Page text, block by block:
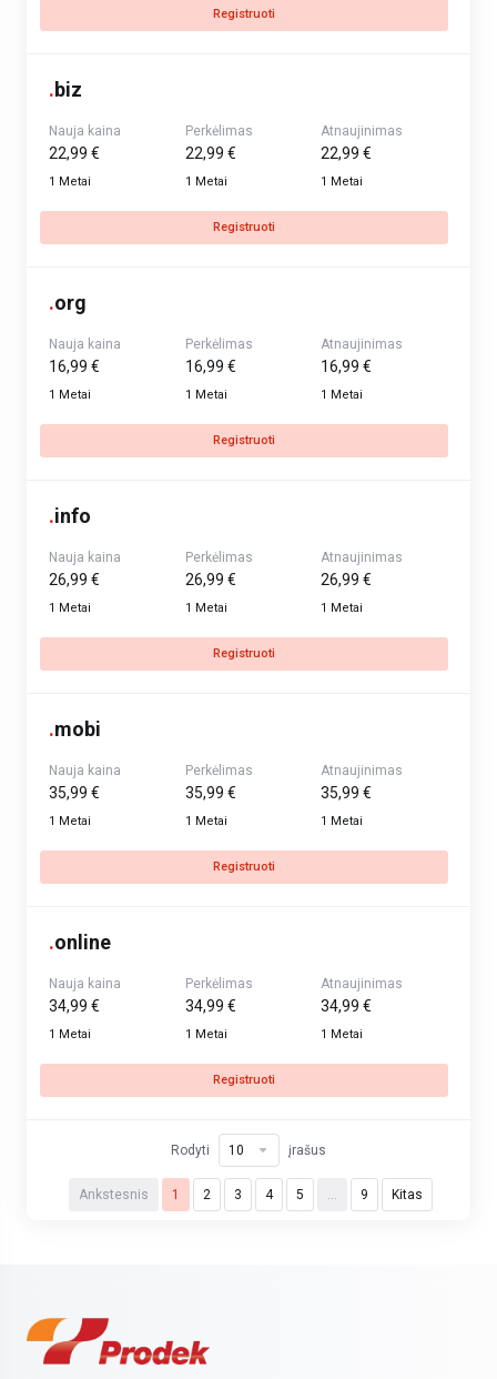
Registruoti
.biz
Nauja kaina
22,99 €
1 Metai
Perkėlimas
22,99 €
1 Metai
Atnaujinimas
22,99 €
1 Metai
Registruoti
.org
Nauja kaina
16,99 €
1 Metai
Perkėlimas
16,99 €
1 Metai
Atnaujinimas
16,99 €
1 Metai
Registruoti
.info
Nauja kaina
26,99 €
1 Metai
Perkėlimas
26,99 €
1 Metai
Atnaujinimas
26,99 €
1 Metai
Registruoti
.mobi
Nauja kaina
35,99 €
1 Metai
Perkėlimas
35,99 €
1 Metai
Atnaujinimas
35,99 €
1 Metai
Registruoti
.online
Nauja kaina
34,99 €
1 Metai
Perkėlimas
34,99 €
1 Metai
Atnaujinimas
34,99 €
1 Metai
Registruoti
Ankstesnis 1 2 3 4 5 … 9 Kitas
Rodyti įrašus